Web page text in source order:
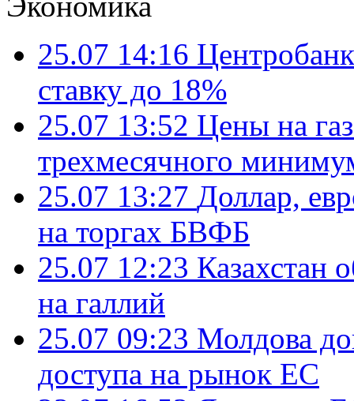
25.07 14:16
ставку до 18%
25.07 13:52 Цены на
трехмесячного
25.07 13:27 Доллар,
на торгах БВФБ
25.07 12:23 Казахстан
на галлий
25.07 09:23 Молдова
доступа на рынок ЕС